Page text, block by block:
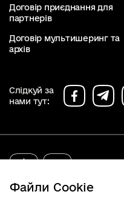
Файли Cookie
Договір приєднання для
партнерів
Договір мультишеринг та
архів
Слідкуй за
нами тут: